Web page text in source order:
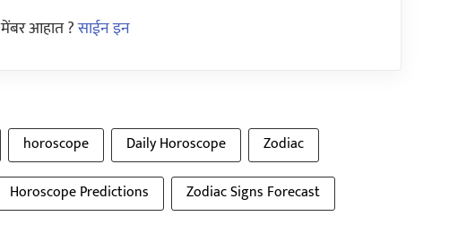
मेंबर आहात ?साईन इन
horoscope Daily Horoscope
Zodiac
Horoscope Predictions
Zodiac Signs Forecast